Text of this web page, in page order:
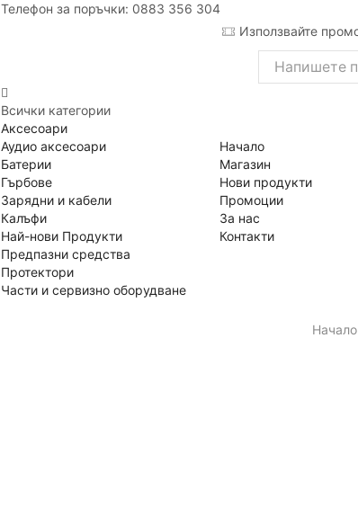
Телефон за поръчки: 0883 356 304
Search
Всички категории
Аксесоари
Аудио аксесоари
Батерии
Гърбове
Зарядни и кабели
Калъфи
Най-нови Продукти
Предпазни средства
Протектори
Части и сервизно оборудване
Начало
Магазин
Нови продукти
Промоции
За нас
Контакти
Начало